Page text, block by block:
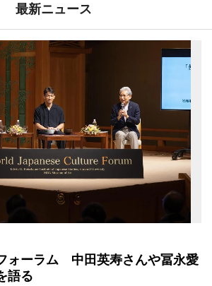
最新ニュース
ォーラム 中田英寿さんや冨永愛
語る